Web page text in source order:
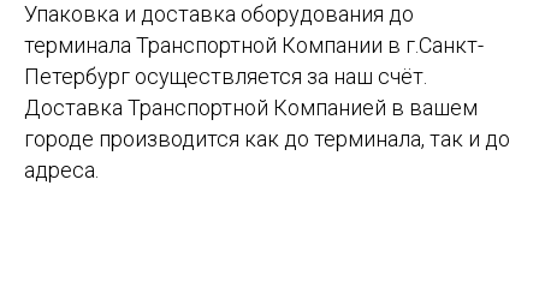
Упаковка и доставка оборудования до
терминала Транспортной Компании в г.Санкт-
Петербург осуществляется за наш счёт.
Доставка Транспортной Компанией в вашем
городе производится как до терминала, так и до
адреса.